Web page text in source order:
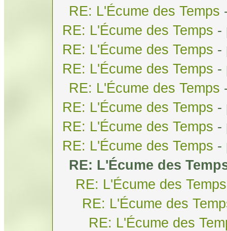
RE: L'Écume des Temps
RE: L'Écume des Temps -
RE: L'Écume des Temps -
RE: L'Écume des Temps -
RE: L'Écume des Temps
RE: L'Écume des Temps -
RE: L'Écume des Temps -
RE: L'Écume des Temps -
RE: L'Écume des
RE: L'Écume des Temps
RE: L'Écume des
RE: L'Écume des